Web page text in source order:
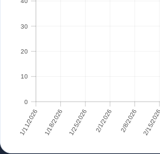
1/11/2026 1/18/2026 1/25/2026 2/1/2026 2/8/2026 2/15/2026
1/11/2026
0
10
20
30